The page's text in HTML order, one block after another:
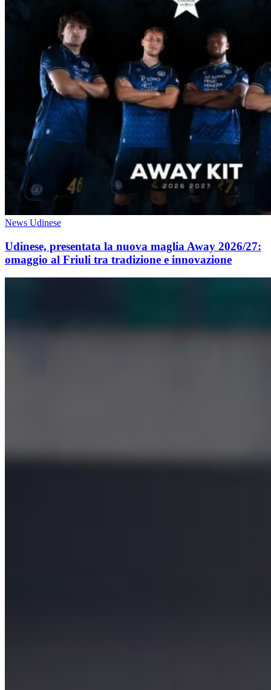
News Udinese
Udinese, presentata la nuova maglia Away 2026/27:
omaggio al Friuli tra tradizione e innovazione